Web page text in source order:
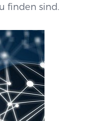
finden sind.